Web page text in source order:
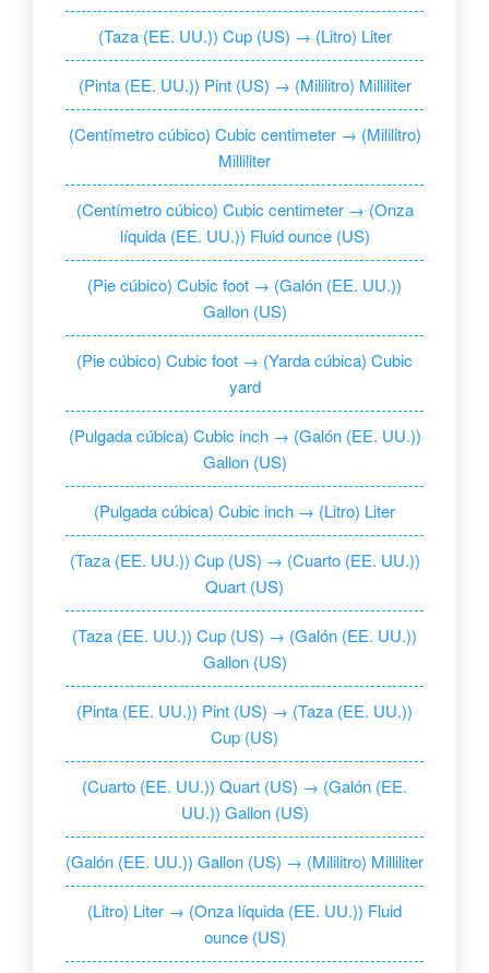
(Taza (EE. UU.)) Cup (US) → (Litro) Liter
(Pinta (EE. UU.)) Pint (US) → (Mililitro) Milliliter
(Centímetro cúbico) Cubic centimeter → (Mililitro)
Milliliter
(Centímetro cúbico) Cubic centimeter → (Onza
líquida (EE. UU.)) Fluid ounce (US)
(Pie cúbico) Cubic foot → (Galón (EE. UU.))
Gallon (US)
(Pie cúbico) Cubic foot → (Yarda cúbica) Cubic
yard
(Pulgada cúbica) Cubic inch → (Galón (EE. UU.))
Gallon (US)
(Pulgada cúbica) Cubic inch → (Litro) Liter
(Taza (EE. UU.)) Cup (US) → (Cuarto (EE. UU.))
Quart (US)
(Taza (EE. UU.)) Cup (US) → (Galón (EE. UU.))
Gallon (US)
(Pinta (EE. UU.)) Pint (US) → (Taza (EE. UU.))
Cup (US)
(Cuarto (EE. UU.)) Quart (US) → (Galón (EE.
UU.)) Gallon (US)
(Galón (EE. UU.)) Gallon (US) → (Mililitro) Milliliter
(Litro) Liter → (Onza líquida (EE. UU.)) Fluid
ounce (US)